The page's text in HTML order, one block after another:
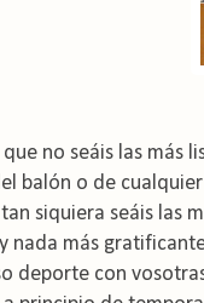
que no seáis las más
balón o de
siquiera seáis las
nada más
deporte con